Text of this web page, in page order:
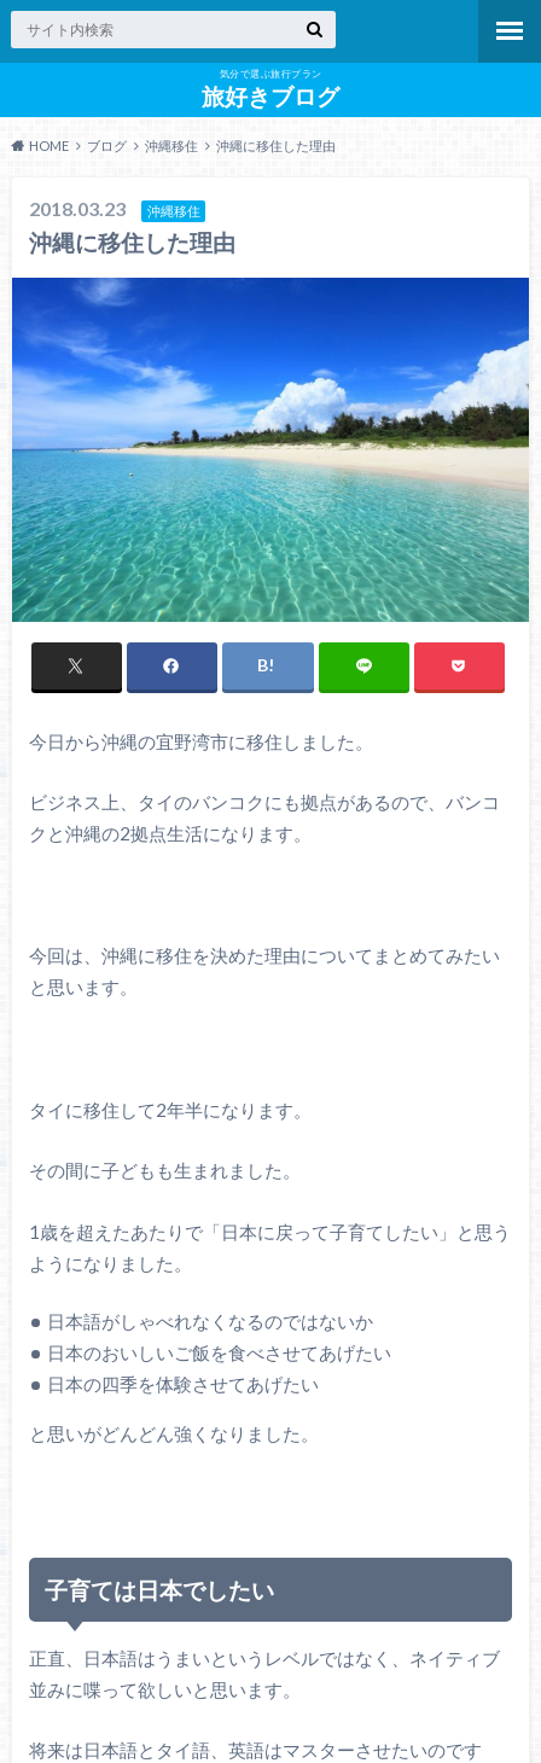
気分で選ぶ旅行プラン
旅好きブログ
HOME ブログ 沖縄移住 沖縄に移住した理由
2018.03.23 沖縄移住
沖縄に移住した理由
今日から沖縄の宜野湾市に移住しました。
ビジネス上、タイのバンコクにも拠点があるので、バンコ
クと沖縄の2拠点生活になります。
今回は、沖縄に移住を決めた理由についてまとめてみたい
と思います。
タイに移住して2年半になります。
その間に子どもも生まれました。
1歳を超えたあたりで「日本に戻って子育てしたい」と思う
ようになりました。
日本語がしゃべれなくなるのではないか
日本のおいしいご飯を食べさせてあげたい
日本の四季を体験させてあげたい
と思いがどんどん強くなりました。
子育ては日本でしたい
正直、日本語はうまいというレベルではなく、ネイティブ
並みに喋って欲しいと思います。
将来は日本語とタイ語、英語はマスターさせたいのです